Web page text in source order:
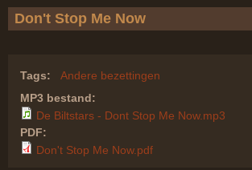
Don't Stop Me Now
Tags:
Andere bezettingen
MP3 bestand:
De Biltstars - Dont Stop Me Now.mp3
PDF:
Don't Stop Me Now.pdf